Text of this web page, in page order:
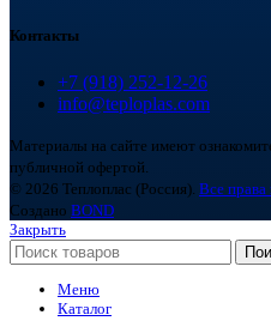
Контакты
+7 (918) 252-12-26
info@teploplas.com
Материалы на сайте имеют
публичной офертой.
© 2026 Теплоплас (Россия). Все
Создано BOND
Закрыть
Меню
Каталог